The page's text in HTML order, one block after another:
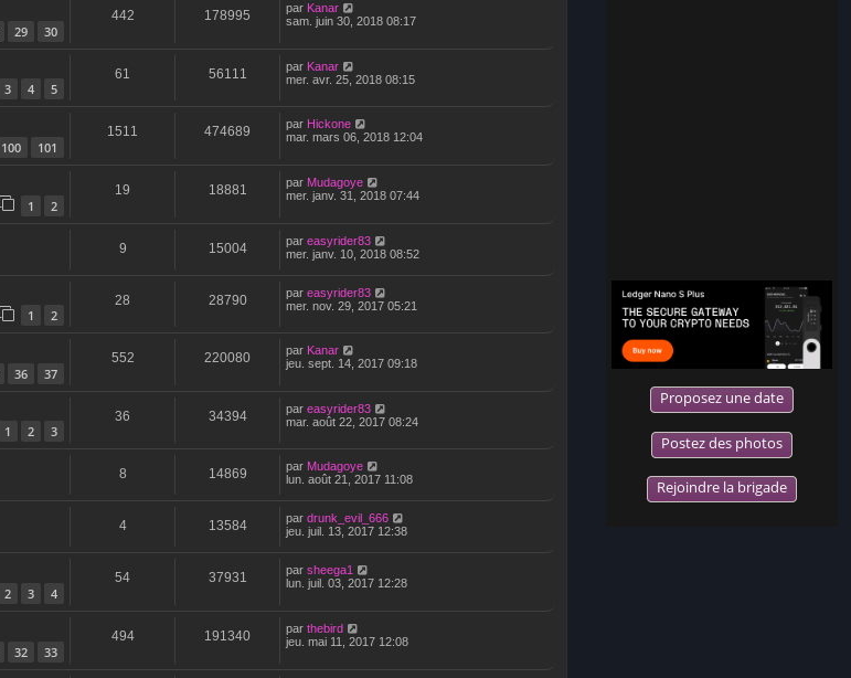
Proposez une date
Postez des photos
Rejoindre la brigade
29 30
442 178995 par Kanar
sam. juin 30, 2018 08:17
3 4 5
61 56111 par Kanar
mer. avr. 25, 2018 08:15
100 101
1511 474689 par Hickone
mar. mars 06, 2018 12:04
1 2
19 18881 par Mudagoye
mer. janv. 31, 2018 07:44
9 15004 par easyrider83
mer. janv. 10, 2018 08:52
1 2
28 28790 par easyrider83
mer. nov. 29, 2017 05:21
36 37
552 220080 par Kanar
jeu. sept. 14, 2017 09:18
1 2 3
36 34394 par easyrider83
mar. août 22, 2017 08:24
8 14869 par Mudagoye
lun. août 21, 2017 11:08
4 13584 par drunk_evil_666
jeu. juil. 13, 2017 12:38
2 3 4
54 37931 par sheega1
lun. juil. 03, 2017 12:28
32 33
494 191340 par thebird
jeu. mai 11, 2017 12:08